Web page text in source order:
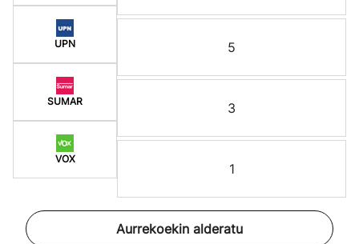
UPN
SUMAR
VOX
5
3
1
Aurrekoekin alderatu